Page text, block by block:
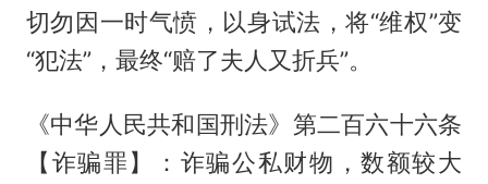
切勿因一时气愤，以身试法，将“维权”变
“犯法”，最终“赔了夫人又折兵”。
《中华人民共和国刑法》第二百六十六条
【诈骗罪】：诈骗公私财物，数额较大